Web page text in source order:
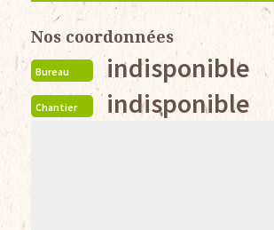
Nos coordonnées
Bureau indisponible
Chantier indisponible